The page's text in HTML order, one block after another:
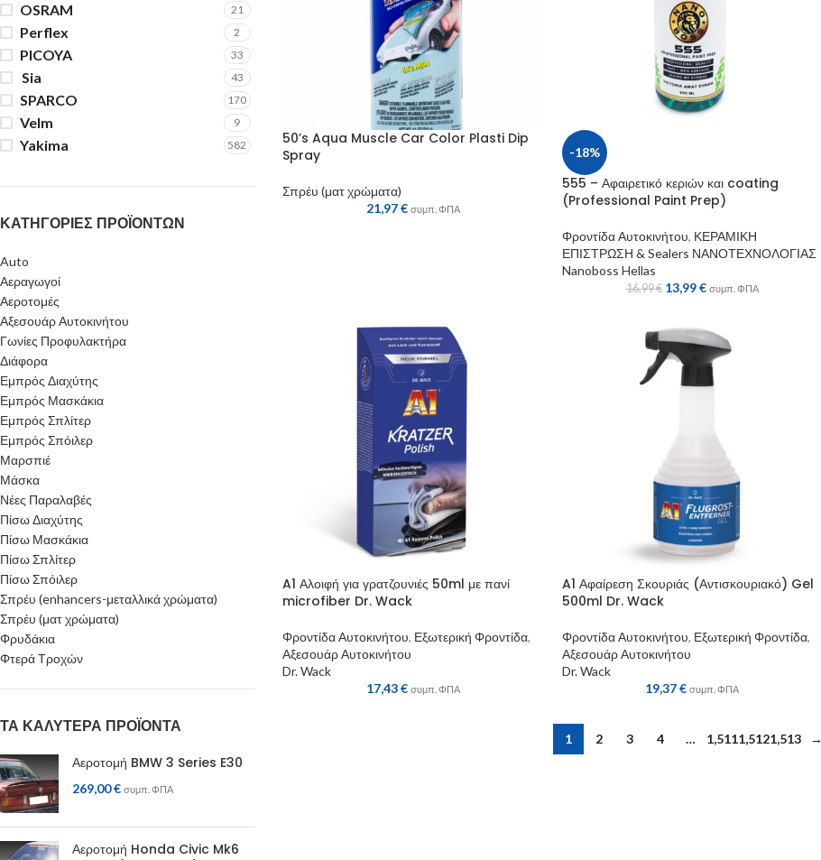
OSRAM 21
Perflex 2
PICOYA 33
Sia 43
SPARCO 170
Velm 9
Yakima 582
ΚΑΤΗΓΟΡΊΕΣ ΠΡΟΪΌΝΤΩΝ
Auto
Αεραγωγοί
Αεροτομές
Αξεσουάρ Αυτοκινήτου
Γωνίες Προφυλακτήρα
Διάφορα
Εμπρός Διαχύτης
Εμπρός Μασκάκια
Εμπρός Σπλίτερ
Εμπρός Σπόιλερ
Μαρσπιέ
Μάσκα
Νέες Παραλαβές
Πίσω Διαχύτης
Πίσω Μασκάκια
Πίσω Σπλίτερ
Πίσω Σπόιλερ
Σπρέυ (enhancers-μεταλλικά χρώματα)
Σπρέυ (ματ χρώματα)
Φρυδάκια
Φτερά Τροχών
ΤΑ ΚΑΛΎΤΕΡΑ ΠΡΟΪΌΝΤΑ
Αεροτομή BMW 3 Series E30
269,00€ συμπ. ΦΠΑ
Αεροτομή Honda Civic Mk6
50’s Aqua Muscle Car Color Plasti Dip
Spray
Σπρέυ (ματ χρώματα)
21,97€ συμπ. ΦΠΑ
-18%
555 – Αφαιρετικό κεριών και coating
(Professional Paint Prep)
Φροντίδα Αυτοκινήτου, ΚΕΡΑΜΙΚΗ
ΕΠΙΣΤΡΩΣΗ & Sealers ΝΑΝΟΤΕΧΝΟΛΟΓΙΑΣ
Nanoboss Hellas
16,99€ 13,99€ συμπ. ΦΠΑ
A1 Αλοιφή για γρατζουνιές 50ml με πανί
microfiber Dr. Wack
Φροντίδα Αυτοκινήτου, Εξωτερική Φροντίδα,
Αξεσουάρ Αυτοκινήτου
Dr. Wack
17,43€ συμπ. ΦΠΑ
A1 Αφαίρεση Σκουριάς (Αντισκουριακό) Gel
500ml Dr. Wack
Φροντίδα Αυτοκινήτου, Εξωτερική Φροντίδα,
Αξεσουάρ Αυτοκινήτου
Dr. Wack
19,37€ συμπ. ΦΠΑ
1 2 3 4 … 1,5111,5121,513 →